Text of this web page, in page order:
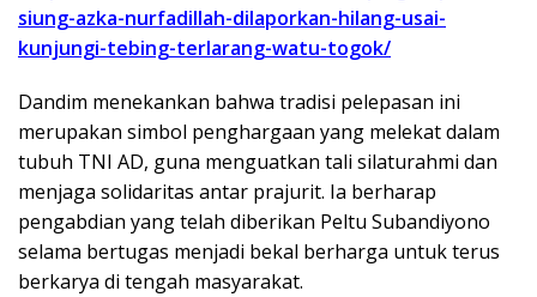
siung-azka-nurfadillah-dilaporkan-hilang-usai-
kunjungi-tebing-terlarang-watu-togok/
Dandim menekankan bahwa tradisi pelepasan ini
merupakan simbol penghargaan yang melekat dalam
tubuh TNI AD, guna menguatkan tali silaturahmi dan
menjaga solidaritas antar prajurit. Ia berharap
pengabdian yang telah diberikan Peltu Subandiyono
selama bertugas menjadi bekal berharga untuk terus
berkarya di tengah masyarakat.